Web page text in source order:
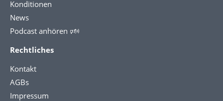
Konditionen
News
Podcast anhören 🕬
Rechtliches
Kontakt
AGBs
Impressum